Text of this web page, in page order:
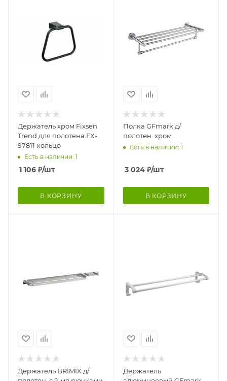
Держатель хром Fixsen
Trend для полотена FX-
97811 кольцо
Есть в наличии: 1
1 106 ₽/шт
В КОРЗИНУ
Полка GFmark д/
полотен. хром
Есть в наличии: 1
3 024₽/шт
В КОРЗИНУ
Держатель BRIMIX д/
Держатель